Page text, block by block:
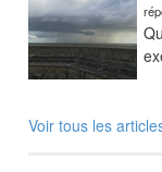
Voir tous les